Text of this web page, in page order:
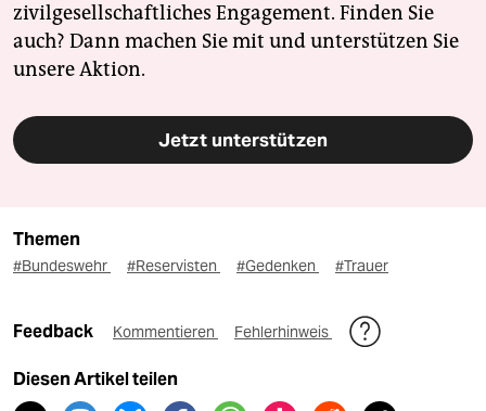
zivilgesellschaftliches Engagement. Finden Sie
auch? Dann machen Sie mit und unterstützen Sie
unsere Aktion.
Jetzt unterstützen
Themen
#Bundeswehr #Reservisten #Gedenken #Trauer
Feedback Kommentieren Fehlerhinweis
Diesen Artikel teilen